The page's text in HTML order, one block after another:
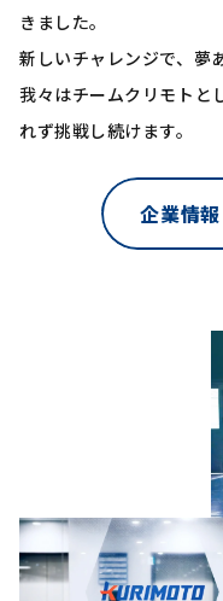
きました。
新しいチャレンジで、夢
我々はチームクリモトと
れず挑戦し続けます。
企業情報